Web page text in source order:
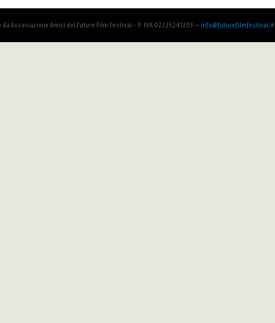
Associazione Amici del Future Film Festival - P. IVA 02225241203 —info@futurefilmfestival.it